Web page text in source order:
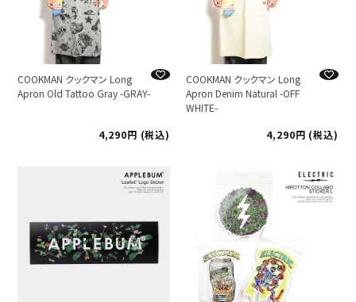
COOKMAN クックマン Long
Apron Old Tattoo Gray -GRAY-
4,290 税込
COOKMAN クックマン Long
Apron Denim Natural -OFF
WHITE-
4,290
税込